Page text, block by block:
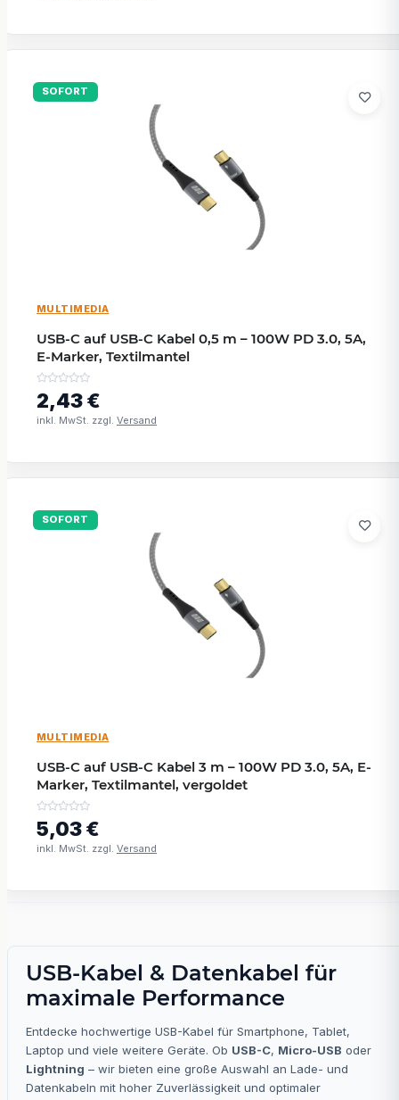
SOFORT
MULTIMEDIA
USB-C auf USB-C Kabel 0,5 m – 100W PD 3.0, 5A,
E-Marker, Textilmantel
2,43 €
inkl. MwSt. zzgl. Versand
SOFORT
MULTIMEDIA
USB-C auf USB-C Kabel 3 m – 100W PD 3.0, 5A, E-
Marker, Textilmantel, vergoldet
5,03 €
inkl. MwSt. zzgl. Versand
USB-Kabel & Datenkabel für
maximale Performance
Entdecke hochwertige USB-Kabel für Smartphone, Tablet,
Laptop und viele weitere Geräte. Ob USB-C, Micro-USB oder
Lightning – wir bieten eine große Auswahl an Lade- und
Datenkabeln mit hoher Zuverlässigkeit und optimaler